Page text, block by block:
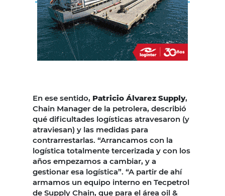
En ese sentido, Patricio Álvarez Supply,
Chain Manager de la petrolera, describió
qué dificultades logísticas atravesaron (y
atraviesan) y las medidas para
contrarrestarlas. “Arrancamos con la
logística totalmente tercerizada y con los
años empezamos a cambiar, y a
gestionar esa logística”. “A partir de ahí
armamos un equipo interno en Tecpetrol
de Supply Chain, que para el área oil &